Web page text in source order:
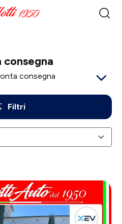
consegna
consegna
Filtri